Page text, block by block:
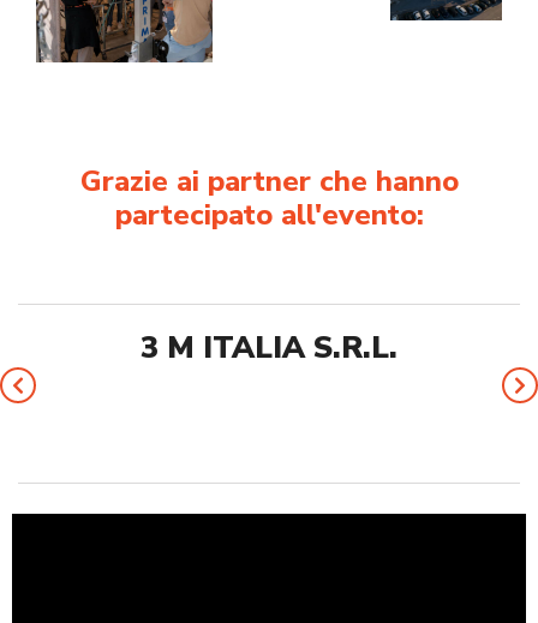
Grazie ai partner che hanno
partecipato all'evento:
3 M ITALIA S.R.L.